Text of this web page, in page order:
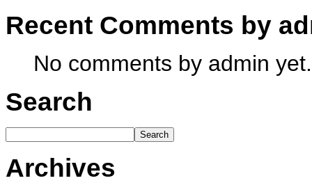
Recent Comments by
No comments by admin yet.
Search
Archives